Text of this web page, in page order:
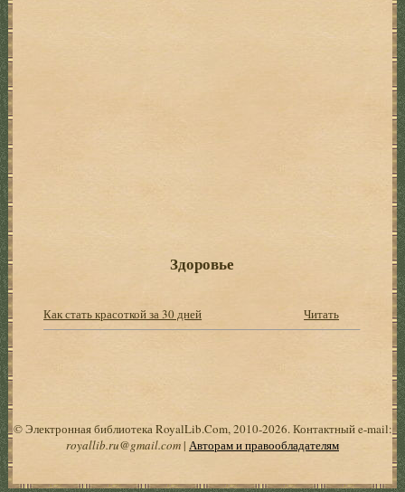
Здоровье
Как стать красоткой за 30 дней Читать
© Электронная библиотека RoyalLib.Com, 2010-2026. Контактный e-mail:
royallib.ru@gmail.com| Авторам и правообладателям